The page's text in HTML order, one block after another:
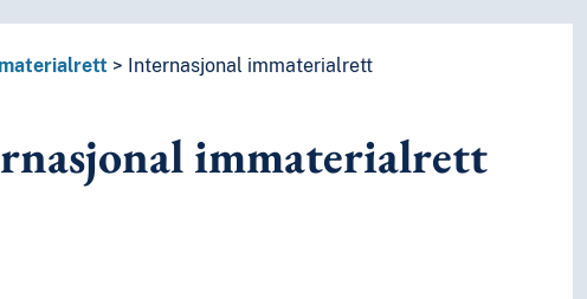
Internasjonal immaterialrett
immaterialrett